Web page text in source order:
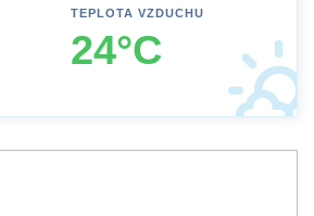
TEPLOTA VZDUCHU
24°C